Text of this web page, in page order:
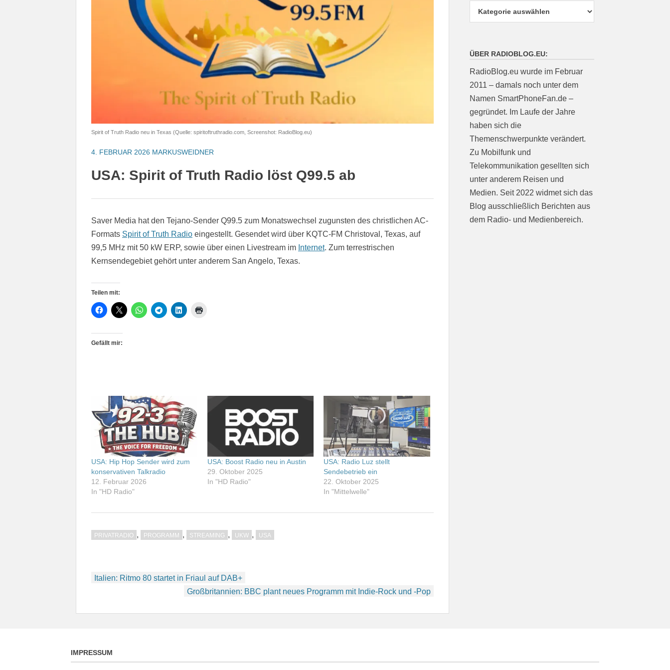
Spirit of Truth Radio neu in Texas (Quelle: spiritoftruthradio.com, Screenshot: RadioBlog.eu)
4. FEBRUAR 2026 MARKUSWEIDNER
USA: Spirit of Truth Radio löst Q99.5 ab
Saver Media hat den Tejano-Sender Q99.5 zum Monatswechsel zugunsten des christlichen AC-
Formats Spirit of Truth Radio eingestellt. Gesendet wird über KQTC-FM Christoval, Texas, auf
99,5 MHz mit 50 kW ERP, sowie über einen Livestream im Internet. Zum terrestrischen
Kernsendegebiet gehört unter anderem San Angelo, Texas.
Teilen mit:
Gefällt mir:
USA: Hip Hop Sender wird zum
konservativen Talkradio
12. Februar 2026
In "HD Radio"
USA: Boost Radio neu in Austin
29. Oktober 2025
In "HD Radio"
USA: Radio Luz stellt
Sendebetrieb ein
22. Oktober 2025
In "Mittelwelle"
PRIVATRADIO , PROGRAMM , STREAMING , UKW , USA
Beitragsnavigation
Italien: Ritmo 80 startet in Friaul auf DAB+
Großbritannien: BBC plant neues Programm mit Indie-Rock und -Pop
ÜBER RADIOBLOG.EU:
RadioBlog.eu wurde im Februar
2011 – damals noch unter dem
Namen SmartPhoneFan.de –
gegründet. Im Laufe der Jahre
haben sich die
Themenschwerpunkte verändert.
Zu Mobilfunk und
Telekommunikation gesellten sich
unter anderem Reisen und
Medien. Seit 2022 widmet sich das
Blog ausschließlich Berichten aus
dem Radio- und Medienbereich.
IMPRESSUM